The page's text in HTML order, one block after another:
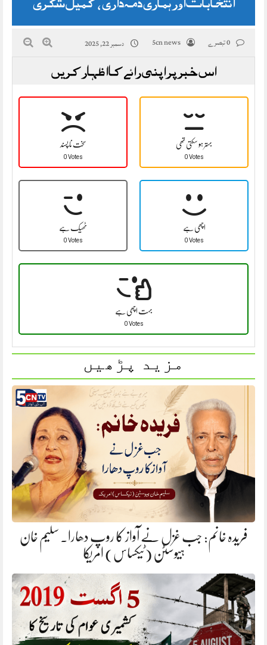
5cn news دسمبر 22, 2025
اس خبر پر اپنی رائے کا اظہار کریں
سخت نا پسند
0 Votes
بہتر ہو سکتی تھی
0 Votes
ٹھیک ہے
0 Votes
اچھی ہے
0 Votes
بہت اچھی ہے
0 Votes
مزید پڑھیں
فریدہ خانم: جب غزل نے آواز کا روپ دھارا. سلیم خان
ہیوسٹن (ٹیکساس) امریکا